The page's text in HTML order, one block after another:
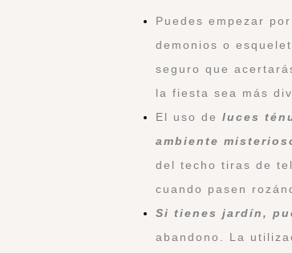
Puedes empezar por
demonios o
seguro que
la fiesta sea más
El uso de luces
ambiente
del techo tiras de
cuando pasen
Si tienes jardín,
abandono. La